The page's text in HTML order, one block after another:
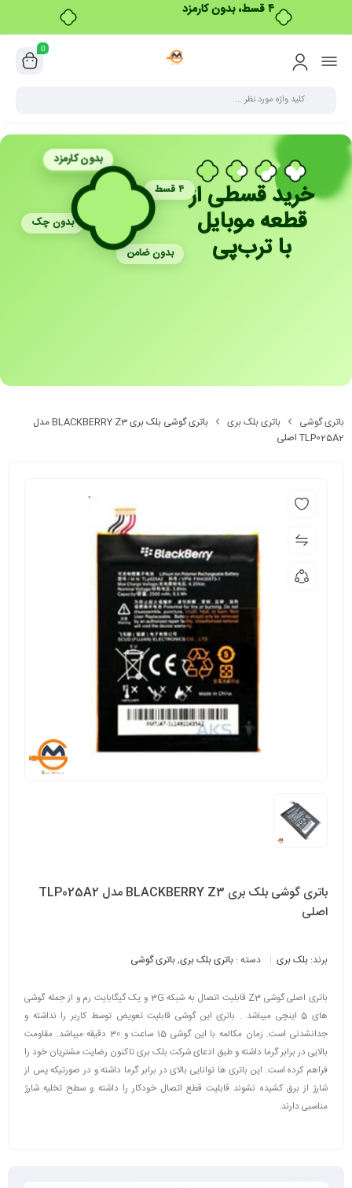
۴ قسط، بدون کارمزد
0
خرید قسطی از
قطعه موبایل
با ترب‌پی
بدون کارمزد
۴ قسط
بدون چک
بدون ضامن
باتری گوشی باتری بلک بری
باتری گوشی بلک بری BLACKBERRY Z3 مدل
TLP025A2 اصلی
باتری گوشی بلک بری BLACKBERRY Z3 مدل TLP025A2
اصلی
برند: بلک بری دسته : باتری بلک بری,باتری گوشی
باتری اصلی گوشی Z3 قابلیت اتصال به شبکه 3G و یک گیگابایت رم و از جمله گوشی
های 5 اینچی میباشد . باتری این گوشی قابلیت تعویض توسط کاربر را نداشته و
جدانشدنی است. زمان مکالمه با این گوشی 15 ساعت و 30 دقیقه میباشد. مقاومت
بالایی در برابر گرما داشته و طبق ادعای شرکت بلک بری تاکنون رضایت مشتریان خود را
فراهم کرده است. این باتری ها توانایی بالای در برابر گرما داشته و در صورتیکه پس از
شارژ از برق کشیده نشوند قابلیت قطع اتصال خودکار را داشته و سطح تخلیه شارژ
مناسبی دارند.